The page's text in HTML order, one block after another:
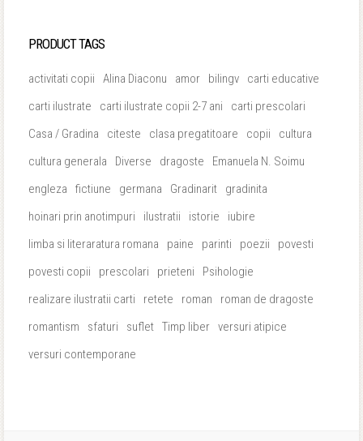
PRODUCT TAGS
activitati copii Alina Diaconu amor bilingv
carti educative
carti ilustrate
carti ilustrate copii 2-7 ani
carti prescolari
Casa / Gradina
citeste clasa pregatitoare copii
cultura
cultura generala
Diverse dragoste
Emanuela N. Soimu
engleza
fictiune germana Gradinarit
gradinita
hoinari prin anotimpuri
ilustratii istorie
iubire
limba si literaratura romana
paine parinti poezii
povesti
povesti copii
prescolari prieteni
Psihologie
realizare ilustratii carti
retete roman
roman de dragoste
romantism
sfaturi suflet Timp liber versuri atipice
versuri contemporane